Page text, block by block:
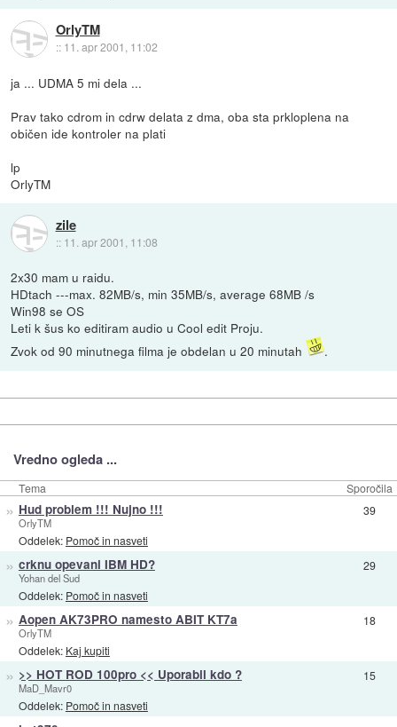
OrlyTM
:: 11. apr 2001, 11:02
ja ... UDMA 5 mi dela ...
Prav tako cdrom in cdrw delata z dma, oba sta prkloplena na
običen ide kontroler na plati
lp
OrlyTM
zile
:: 11. apr 2001, 11:08
2x30 mam u raidu.
HDtach ---max. 82MB/s, min 35MB/s, average 68MB /s
Win98 se OS
Leti k šus ko editiram audio u Cool edit Proju.
Zvok od 90 minutnega filma je obdelan u 20 minutah
.
Vredno ogleda ...
Tema Sporočila
» Hud problem !!! Nujno !!!
OrlyTM
Oddelek: Pomoč in nasveti
39
» crknu opevani IBM HD?
Yohan del Sud
Oddelek: Pomoč in nasveti
29
» Aopen AK73PRO namesto ABIT KT7a
OrlyTM
Oddelek: Kaj kupiti
18
» >> HOT ROD 100pro << Uporabil kdo ?
MaD_Mavr0
Oddelek: Pomoč in nasveti
15